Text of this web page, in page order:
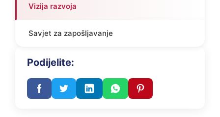
Vizija razvoja
Savjet za zapošljavanje
Podijelite: